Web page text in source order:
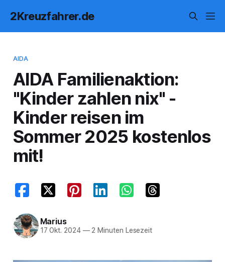
2Kreuzfahrer.de
AIDA
AIDA Familienaktion:
"Kinder zahlen nix" -
Kinder reisen im
Sommer 2025 kostenlos
mit!
Marius
17 Okt. 2024 —2 Minuten Lesezeit